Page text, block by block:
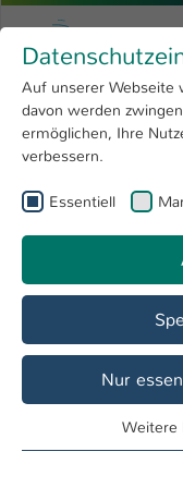
Research
University
International
Skip to main content
University of
You are here:
News
Allgemeine
Profil
Auf unserer Webseite
davon werden
ermöglichen, Ihre
verbessern.
Essentiell
Nur
Essentielle Cookies
Weitere